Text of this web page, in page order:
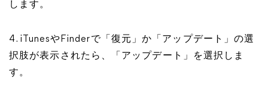
します。
4. iTunesやFinderで「復元」か「アップデート」の選
択肢が表示されたら、「アップデート」を選択しま
す。